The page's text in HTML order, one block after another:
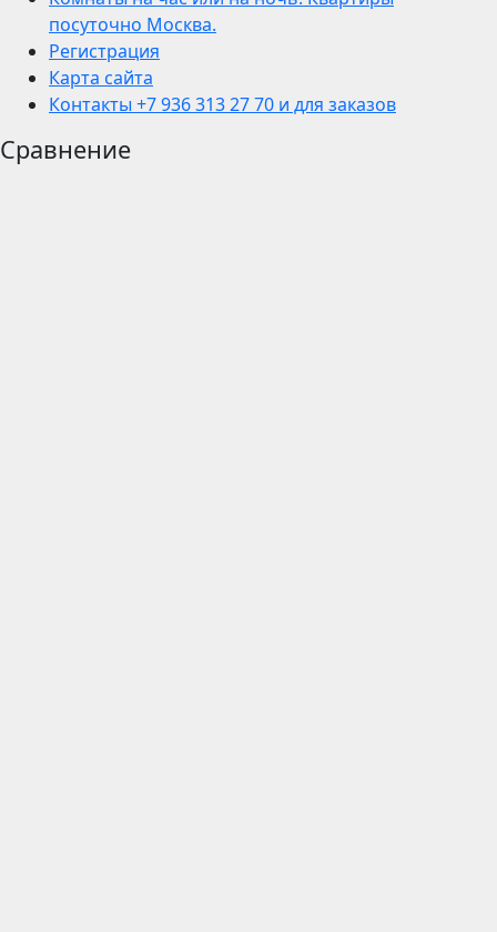
посуточно Москва.
Регистрация
Карта сайта
Контакты +7 936 313 27 70 и для заказов
Сравнение